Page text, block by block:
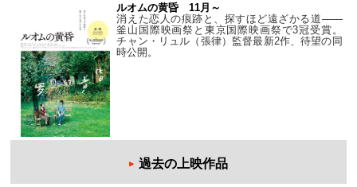
ルオムの黄昏 11月～
消えた恋人の痕跡と、探すほど遠ざかる道——
釜山国際映画祭と東京国際映画祭で3冠受賞。
チャン・リュル（張律）監督最新2作、待望の同
時公開。
過去の上映作品